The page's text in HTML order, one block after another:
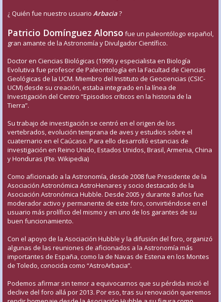
¿ Quién fue nuestro usuario Arbacia?
Patricio Domínguez Alonso fue un paleontólogo español,
gran amante de la Astronomía y Divulgador Científico.
Doctor en Ciencias Biológicas (1999) y especialista en Biología
Evolutiva fue profesor de Paleontología en la Facultad de Ciencias
Geológicas de la UCM. Miembro del Instituto de Geociencias (CSIC-
UCM) desde su creación, estaba integrado en la línea de
Investigación del Centro “Episodios críticos en la historia de la
Tierra”.
Su trabajo de investigación se centró en el origen de los
vertebrados, evolución temprana de aves y estudios sobre el
cuaternario en el Caúcaso. Para ello desarrolló estancias de
investigación en Reino Unido, Estados Unidos, Brasil, Armenia, China
y Honduras (Fte. Wikipedia)
Como aficionado a la Astronomía, desde 2008 fue Presidente de la
Asociación Astronómica AstroHenares y socio destacado de la
Asociación Astronómica Hubble. Desde 2005 y durante 8 años fue
moderador activo y permanente de este foro, convirtiéndose en el
usuario más prolífico del mismo y en uno de los garantes de su
buen funcionamiento.
Con el apoyo de la Asociación Hubble y la difusión del foro, organizó
algunas de las reuniones de aficionados a la Astronomía más
importantes de España, como la de Navas de Estena en los Montes
de Toledo, conocida como “AstroArbacia”.
Podemos afirmar sin temor a equivocarnos que su pérdida inició el
declive del foro allá por 2013. Por eso, tras su renovación queremos